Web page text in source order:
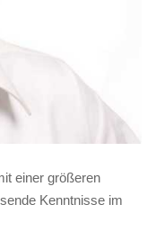
einer größeren
Kenntnisse im